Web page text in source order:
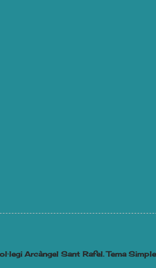
Arcàngel Sant Rafel. Tema